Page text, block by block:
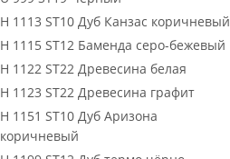
H 1113 ST10 Дуб Канзас коричневый
H 1115 ST12 Баменда серо-бежевый
H 1122 ST22 Древесина белая
H 1123 ST22 Древесина графит
H 1151 ST10 Дуб Аризона
коричневый